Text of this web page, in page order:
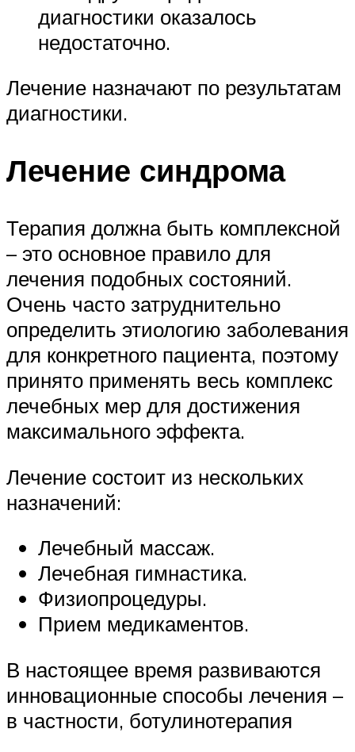
диагностики оказалось
недостаточно.
Лечение назначают по результатам
диагностики.
Лечение синдрома
Терапия должна быть комплексной
– это основное правило для
лечения подобных состояний.
Очень часто затруднительно
определить этиологию заболевания
для конкретного пациента, поэтому
принято применять весь комплекс
лечебных мер для достижения
максимального эффекта.
Лечение состоит из нескольких
назначений:
Лечебный массаж.
Лечебная гимнастика.
Физиопроцедуры.
Прием медикаментов.
В настоящее время развиваются
инновационные способы лечения –
в частности, ботулинотерапия